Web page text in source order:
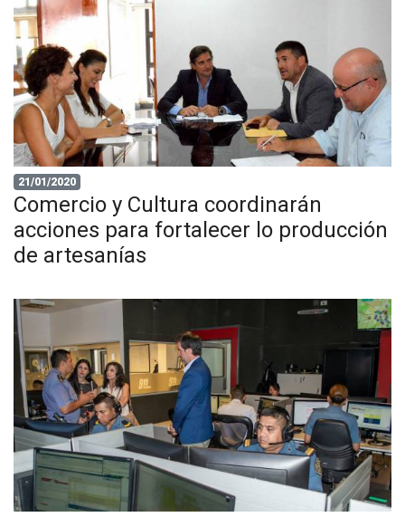
21/01/2020
Comercio y Cultura coordinarán
acciones para fortalecer lo producción
de artesanías